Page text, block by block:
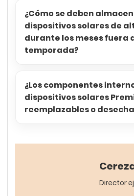
¿Cómo se deben
dispositivos solares de
durante los meses fuera
temporada?
¿Los componentes
dispositivos solares
reemplazables o
Director